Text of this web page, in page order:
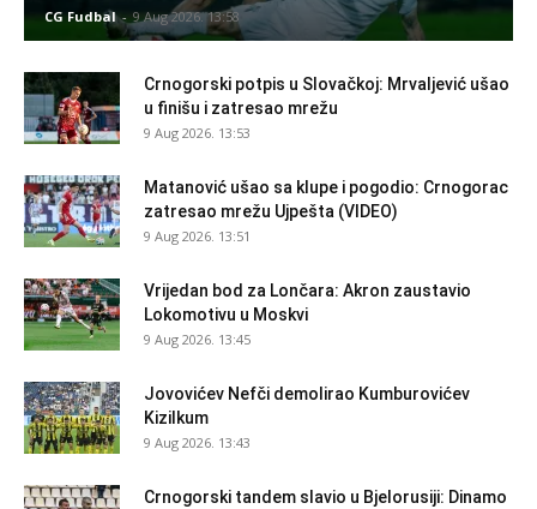
CG Fudbal - 9 Aug 2026. 13:58
Crnogorski potpis u Slovačkoj: Mrvaljević ušao
u finišu i zatresao mrežu
9 Aug 2026. 13:53
Matanović ušao sa klupe i pogodio: Crnogorac
zatresao mrežu Ujpešta (VIDEO)
9 Aug 2026. 13:51
Vrijedan bod za Lončara: Akron zaustavio
Lokomotivu u Moskvi
9 Aug 2026. 13:45
Jovovićev Nefči demolirao Kumburovićev
Kizilkum
9 Aug 2026. 13:43
Crnogorski tandem slavio u Bjelorusiji: Dinamo